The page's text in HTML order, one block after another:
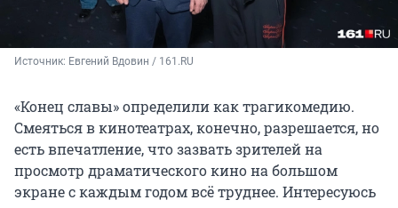
Источник: Евгений Вдовин / 161.RU
«Конец славы» определили как трагикомедию.
Смеяться в кинотеатрах, конечно, разрешается, но
есть впечатление, что зазвать зрителей на
просмотр драматического кино на большом
экране с каждым годом всё труднее. Интересуюсь